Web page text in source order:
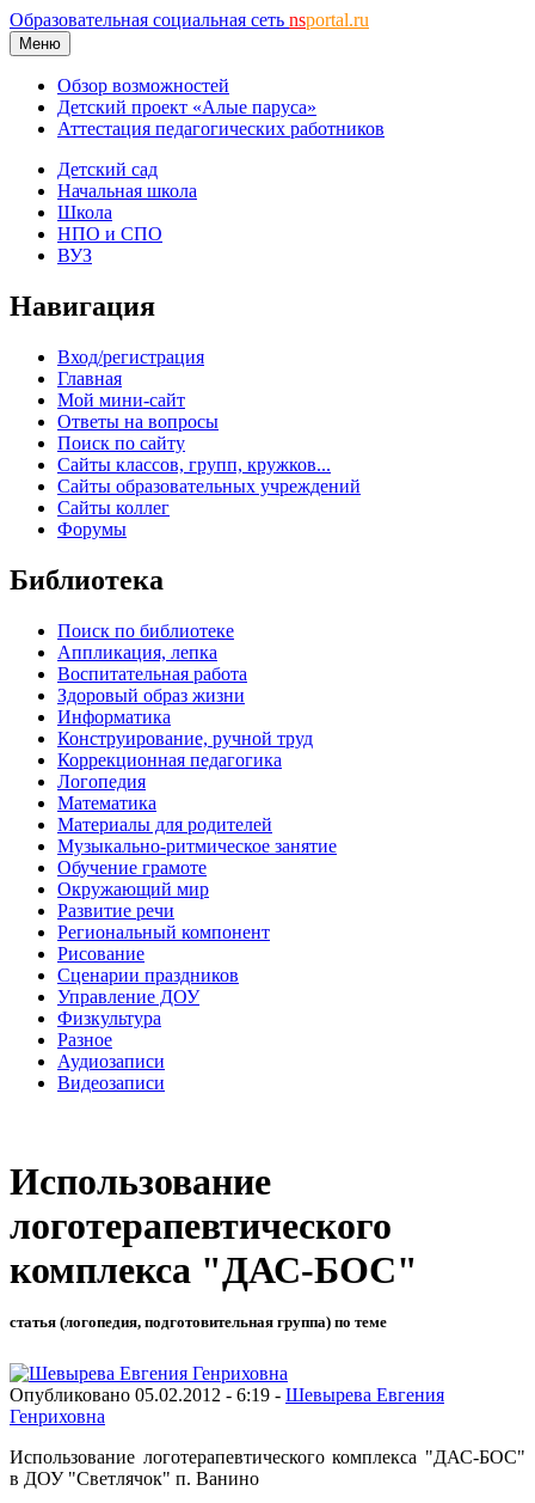
Образовательная социальная сеть nsportal.ru
Меню
Обзор возможностей
Детский проект «Алые паруса»
Аттестация педагогических работников
Детский сад
Начальная школа
Школа
НПО и СПО
ВУЗ
Навигация
Вход/регистрация
Главная
Мой мини-сайт
Ответы на вопросы
Поиск по сайту
Сайты классов, групп, кружков...
Сайты образовательных учреждений
Сайты коллег
Форумы
Библиотека
Поиск по библиотеке
Аппликация, лепка
Воспитательная работа
Здоровый образ жизни
Информатика
Конструирование, ручной труд
Коррекционная педагогика
Логопедия
Математика
Материалы для родителей
Музыкально-ритмическое занятие
Обучение грамоте
Окружающий мир
Развитие речи
Региональный компонент
Рисование
Сценарии праздников
Управление ДОУ
Физкультура
Разное
Аудиозаписи
Видеозаписи
Использование
логотерапевтического
комплекса "ДАС-БОС"
статья (логопедия, подготовительная группа) по теме
Опубликовано 05.02.2012 - 6:19 - Шевырева Евгения
Генриховна
Использование логотерапевтического комплекса "ДАС-БОС"
в ДОУ "Светлячок" п. Ванино